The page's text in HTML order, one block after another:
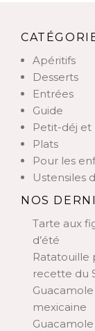
Apéritifs
Desserts
Entrées
Guide
Petit-déj et
Plats
Pour les
Ustensiles
NOS
Tarte aux
d’été
Ratatouille
recette du
mexicaine